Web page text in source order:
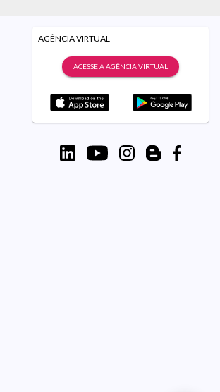
AGÊNCIA VIRTUAL
ACESSE A AGÊNCIA VIRTUAL